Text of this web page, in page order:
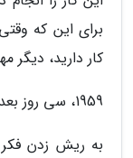
برای این که
کار دارید،
1959، سی روز بعد از انقلاب:
به ریش زدن فکر